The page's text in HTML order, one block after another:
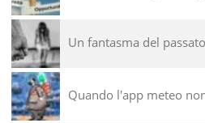
Un fantasma del
Quando l'app meteo